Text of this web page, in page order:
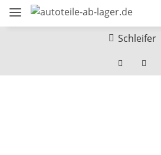
Schleifer